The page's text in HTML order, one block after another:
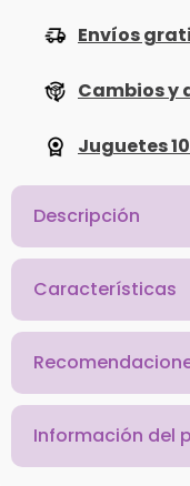
Envíos
Cambios y
Juguetes
Descripción
Características
Información del